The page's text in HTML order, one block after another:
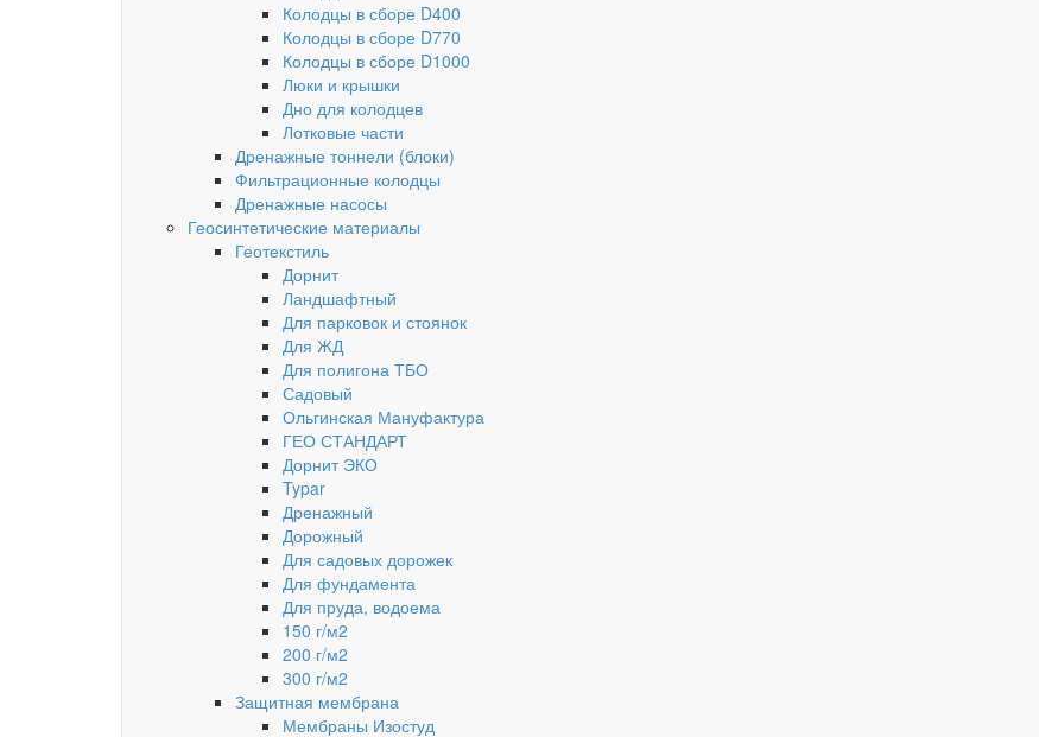
Колодцы в сборе D400
Колодцы в сборе D770
Колодцы в сборе D1000
Люки и крышки
Дно для колодцев
Лотковые части
Дренажные тоннели (блоки)
Фильтрационные колодцы
Дренажные насосы
Геосинтетические материалы
Геотекстиль
Дорнит
Ландшафтный
Для парковок и стоянок
Для ЖД
Для полигона ТБО
Садовый
Ольгинская Мануфактура
ГЕО СТАНДАРТ
Дорнит ЭКО
Typar
Дренажный
Дорожный
Для садовых дорожек
Для фундамента
Для пруда, водоема
150 г/м2
200 г/м2
300 г/м2
Защитная мембрана
Мембраны Изостуд